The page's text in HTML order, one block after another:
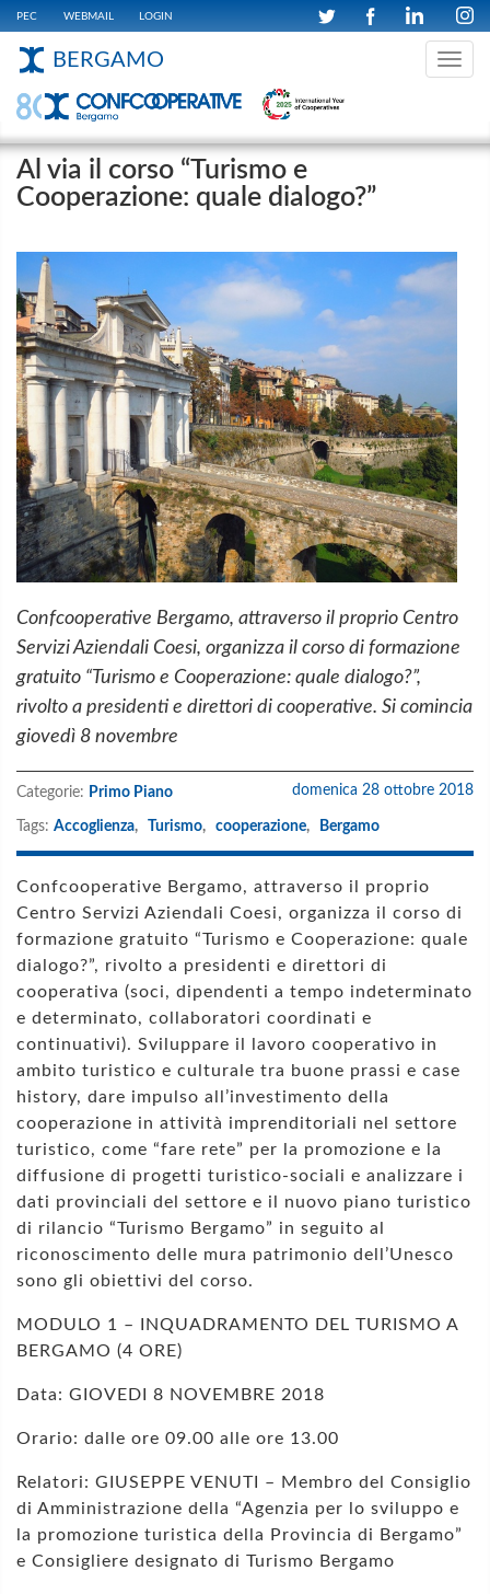
PEC WEBMAIL LOGIN
Toggle
BERGAMO
Al via il corso “Turismo e
Cooperazione: quale dialogo?”
Confcooperative Bergamo, attraverso il proprio Centro
Servizi Aziendali Coesi, organizza il corso di formazione
gratuito “Turismo e Cooperazione: quale dialogo?”,
rivolto a presidenti e direttori di cooperative. Si comincia
giovedì 8 novembre
domenica 28 ottobre 2018
Categorie: Primo Piano
Tags: Accoglienza, Turismo, cooperazione, Bergamo
Confcooperative Bergamo, attraverso il proprio
Centro Servizi Aziendali Coesi, organizza il corso di
formazione gratuito “Turismo e Cooperazione: quale
dialogo?”, rivolto a presidenti e direttori di
cooperativa (soci, dipendenti a tempo indeterminato
e determinato, collaboratori coordinati e
continuativi). Sviluppare il lavoro cooperativo in
ambito turistico e culturale tra buone prassi e case
history, dare impulso all’investimento della
cooperazione in attività imprenditoriali nel settore
turistico, come “fare rete” per la promozione e la
diffusione di progetti turistico-sociali e analizzare i
dati provinciali del settore e il nuovo piano turistico
di rilancio “Turismo Bergamo” in seguito al
riconoscimento delle mura patrimonio dell’Unesco
sono gli obiettivi del corso.
MODULO 1 – INQUADRAMENTO DEL TURISMO A
BERGAMO (4 ORE)
Data: GIOVEDI 8 NOVEMBRE 2018
Orario: dalle ore 09.00 alle ore 13.00
Relatori: GIUSEPPE VENUTI – Membro del Consiglio
di Amministrazione della “Agenzia per lo sviluppo e
la promozione turistica della Provincia di Bergamo”
e Consigliere designato di Turismo Bergamo